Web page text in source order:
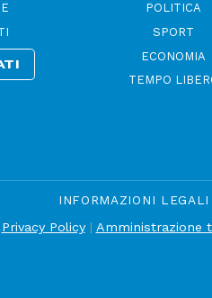
POLITICA
SPORT
ECONOMIA
TEMPO
INFORMAZIONI LEGALI
Privacy Policy| Amministrazione